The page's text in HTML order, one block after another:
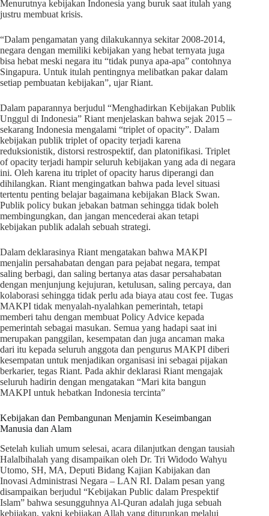
Menurutnya kebijakan Indonesia yang buruk saat itulah yang
justru membuat krisis.
“Dalam pengamatan yang dilakukannya sekitar 2008-2014,
negara dengan memiliki kebijakan yang hebat ternyata juga
bisa hebat meski negara itu “tidak punya apa-apa” contohnya
Singapura. Untuk itulah pentingnya melibatkan pakar dalam
setiap pembuatan kebijakan”, ujar Riant.
Dalam paparannya berjudul “Menghadirkan Kebijakan Publik
Unggul di Indonesia” Riant menjelaskan bahwa sejak 2015 –
sekarang Indonesia mengalami “triplet of opacity”. Dalam
kebijakan publik triplet of opacity terjadi karena
reduksionistik, distorsi restrospektif, dan platonifikasi. Triplet
of opacity terjadi hampir seluruh kebijakan yang ada di negara
ini. Oleh karena itu triplet of opacity harus diperangi dan
dihilangkan. Riant mengingatkan bahwa pada level situasi
tertentu penting belajar bagaimana kebijakan Black Swan.
Publik policy bukan jebakan batman sehingga tidak boleh
membingungkan, dan jangan mencederai akan tetapi
kebijakan publik adalah sebuah strategi.
Dalam deklarasinya Riant mengatakan bahwa MAKPI
menjalin persahabatan dengan para pejabat negara, tempat
saling berbagi, dan saling bertanya atas dasar persahabatan
dengan menjunjung kejujuran, ketulusan, saling percaya, dan
kolaborasi sehingga tidak perlu ada biaya atau cost fee. Tugas
MAKPI tidak menyalah-nyalahkan pemerintah, tetapi
memberi tahu dengan membuat Policy Advice kepada
pemerintah sebagai masukan. Semua yang hadapi saat ini
merupakan panggilan, kesempatan dan juga ancaman maka
dari itu kepada seluruh anggota dan pengurus MAKPI diberi
kesempatan untuk menjadikan organisasi ini sebagai pijakan
berkarier, tegas Riant. Pada akhir deklarasi Riant mengajak
seluruh hadirin dengan mengatakan “Mari kita bangun
MAKPI untuk hebatkan Indonesia tercinta”
Kebijakan dan Pembangunan Menjamin Keseimbangan
Manusia dan Alam
Setelah kuliah umum selesai, acara dilanjutkan dengan tausiah
Halalbihalah yang disampaikan oleh Dr. Tri Widodo Wahyu
Utomo, SH, MA, Deputi Bidang Kajian Kabijakan dan
Inovasi Administrasi Negara – LAN RI. Dalam pesan yang
disampaikan berjudul “Kebijakan Public dalam Prespektif
Islam” bahwa sesungguhnya Al-Quran adalah juga sebuah
kebijakan, yakni kebijakan Allah yang diturunkan melalui